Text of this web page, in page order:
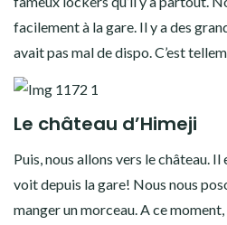
facilement à la gare. Il y a des
avait pas mal de dispo. C’est
Le château d’Himeji
Puis, nous allons vers le château.
voit depuis la gare! Nous nous
manger un morceau. A ce